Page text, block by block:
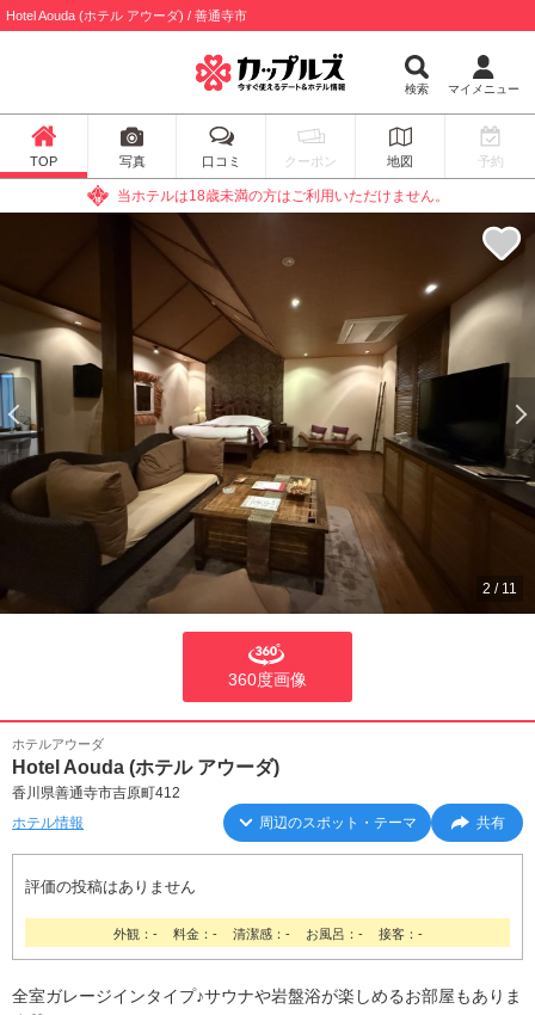
Hotel Aouda (ホテル アウーダ) / 善通寺市
検索 マイメニュー
TOP 写真 口コミ クーポン 地図 予約
当ホテルは18歳未満の方はご利用いただけません。
2 / 11
360度画像
ホテルアウーダ
Hotel Aouda (ホテル アウーダ)
香川県善通寺市吉原町412
ホテル情報
周辺のスポット・テーマ 共有
評価の投稿はありません
外観：- 料金：- 清潔感：- お風呂：- 接客：-
全室ガレージインタイプ♪サウナや岩盤浴が楽しめるお部屋もありま